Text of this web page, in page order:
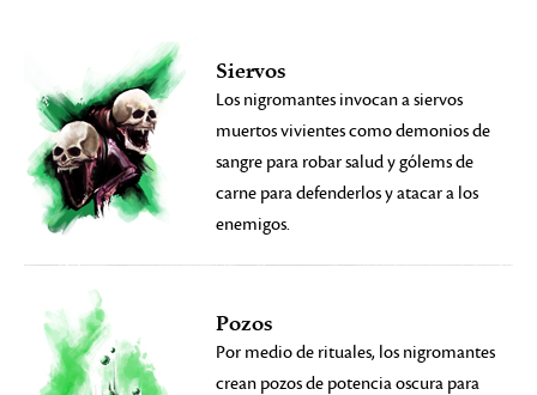
Siervos
Los nigromantes invocan a siervos
muertos vivientes como demonios de
sangre para robar salud y gólems de
carne para defenderlos y atacar a los
enemigos.
Pozos
Por medio de rituales, los nigromantes
crean pozos de potencia oscura para